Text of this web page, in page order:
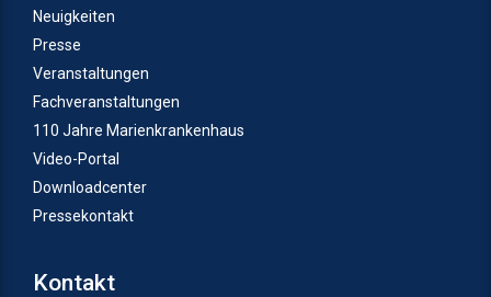
Neuigkeiten
Presse
Veranstaltungen
Fachveranstaltungen
110 Jahre Marienkrankenhaus
Video-Portal
Downloadcenter
Pressekontakt
Kontakt